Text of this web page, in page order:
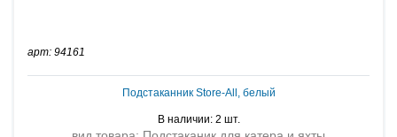
арт: 94161
Подстаканник Store-All, белый
В наличии: 2 шт.